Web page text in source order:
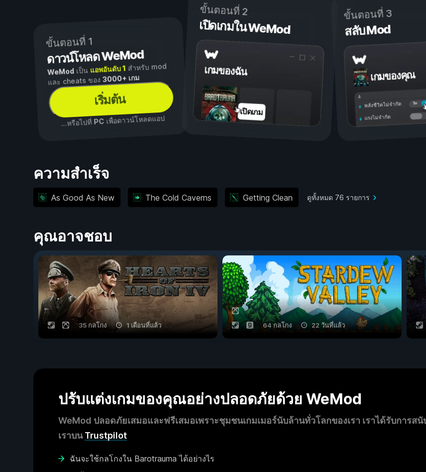
ขั้นตอนที่ 1
ดาวน์โหลด WeMod
WeModเป็น แอพอันดับ 1 สำหรับ mod
และ cheats ของ3000+ เกม
เริ่มต้น
...หรือไปที่ PCเพื่อดาวน์โหลดแอป
ขั้นตอนที่ 2
เปิดเกมใน WeMod
เกมของฉัน
เปิดเกม
ขั้นตอนที่ 3
สลับ Mod
เกมของคุณ
ปิด
พลังชีวิตไม่จำกัด
แรงไม่จำกัด
ความสำเร็จ
As Good As New The Cold Caverns Getting Clean ดูทั้งหมด 76 รายการ
คุณอาจชอบ
35 กลโกง 1 เดือนที่แล้ว 64 กลโกง 22 วันที่แล้ว
ปรับแต่งเกมของคุณอย่างปลอดภัยด้วย WeMod
WeMod ปลอดภัยเสมอและฟรีเสมอเพราะชุมชนเกมเมอร์นับล้านทั่วโลกของเรา เราได้รับการ
เราบนTrustpilot
ฉันจะใช้กลโกงใน Barotrauma ได้อย่างไร